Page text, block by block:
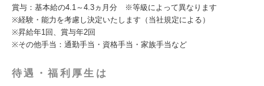
賞与：基本給の4.1～4.3ヵ月分 ※等級によって異なります
※経験・能力を考慮し決定いたします（当社規定による）
※昇給年1回、賞与年2回
※その他手当：通勤手当・資格手当・家族手当など
待遇・福利厚生は